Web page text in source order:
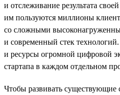
и отслеживание результата
им пользуются миллионы
со сложными
и современный стек
и ресурсы огромной цифровой
стартапа в каждом отдельном
Чтобы развивать существующие